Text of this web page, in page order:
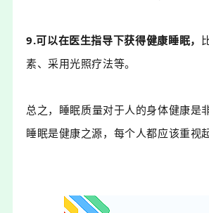
9.可以在医生指导下获得健康睡眠，
素、采用光照疗法等。
总之，睡眠质量对于人的身体健康是
睡眠是健康之源，每个人都应该重视起